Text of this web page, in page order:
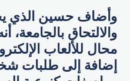
وأضاف حسين الذي
والالتحاق بالجامعة،
محال للألعاب
إضافة إلى طلبات